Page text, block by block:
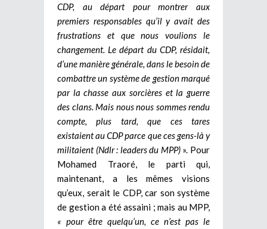
CDP, au départ pour montrer aux
premiers responsables qu’il y avait des
frustrations et que nous voulions le
changement. Le départ du CDP, résidait,
d’une manière générale, dans le besoin de
combattre un système de gestion marqué
par la chasse aux sorcières et la guerre
des clans. Mais nous nous sommes rendu
compte, plus tard, que ces tares
existaient au CDP parce que ces gens-là y
militaient (Ndlr : leaders du MPP)». Pour
Mohamed Traoré, le parti qui,
maintenant, a les mêmes visions
qu’eux, serait le CDP, car son système
de gestion a été assaini ; mais au MPP,
« pour être quelqu’un, ce n’est pas le